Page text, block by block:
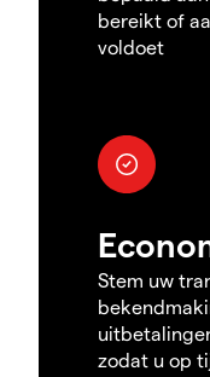
bereikt of
voldoet
Stem uw
zodat u op